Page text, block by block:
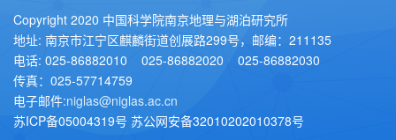
Copyright 2020 中国科学院南京地理与湖泊研究所
地址: 南京市江宁区麒麟街道创展路299号，邮编：211135
电话: 025-86882010 025-86882020 025-86882030
传真：025-57714759
电子邮件:niglas@niglas.ac.cn
苏ICP备05004319号 苏公网安备32010202010378号